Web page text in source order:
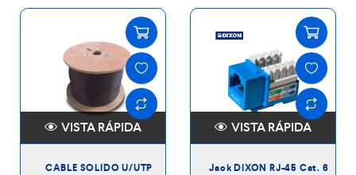
VISTA RÁPIDA
CABLE SOLIDO U/UTP
VISTA RÁPIDA
Jack DIXON RJ-45 Cat. 6